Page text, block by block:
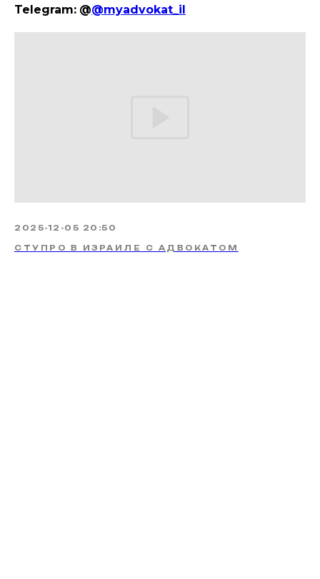
Telegram: @@myadvokat_il
2025-12-05 20:50
СТУПРО В ИЗРАИЛЕ С АДВОКАТОМ